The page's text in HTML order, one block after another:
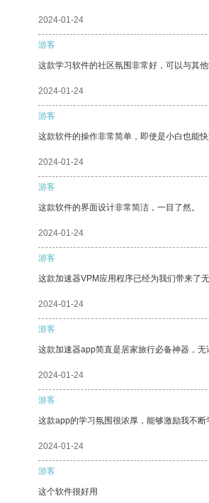
2024-01-24
游客
这款学习软件的社区氛围非常好，可以与其他
2024-01-24
游客
这款软件的操作非常简单，即使是小白也能快
2024-01-24
游客
这款软件的界面设计非常简洁，一目了然。
2024-01-24
游客
这款加速器VPM应用程序已经为我们带来了
2024-01-24
游客
这款加速器app简直是居家旅行必备神器，
2024-01-24
游客
这款app的学习氛围很浓厚，能够激励我不断
2024-01-24
游客
这个软件很好用